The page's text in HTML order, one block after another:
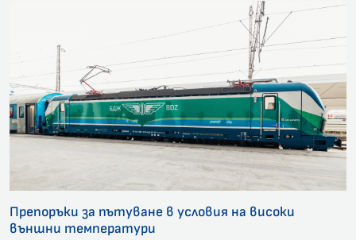
Препоръки за пътуване в условия на високи
външни температури